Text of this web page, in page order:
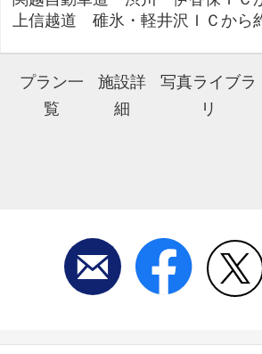
上信越道 碓氷・軽井沢ＩＣから
プラン一
覧
施設詳
細
写真ライブラ
リ